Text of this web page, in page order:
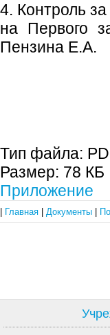
4. Контроль
на Первого
Пензина Е.А.
Тип файла:
Размер: 78 КБ
Приложение
Главная Документы